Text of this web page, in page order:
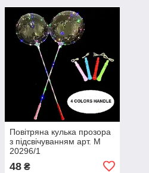
Повітряна кулька прозора
з підсвічуванням арт. М
20296/1
48 ₴